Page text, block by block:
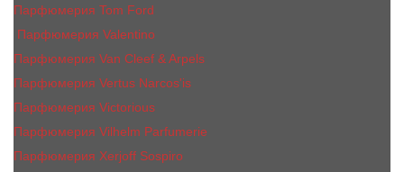
Парфюмерия Tom Ford
Парфюмерия Valentino
Парфюмерия Van Cleef & Arpels
Парфюмерия Vertus Narcos'is
Парфюмерия Victorious
Парфюмерия Vilhelm Parfumerie
Парфюмерия Xerjoff Sospiro